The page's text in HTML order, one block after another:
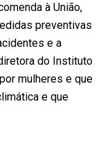
à União,
preventivas
e a
do Instituto
mulheres e que
e que